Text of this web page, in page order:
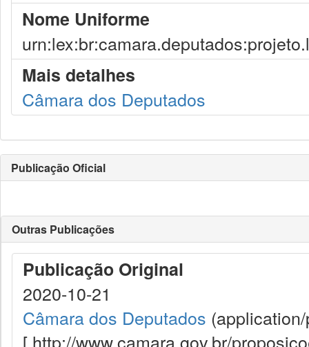
Nome Uniforme
Mais detalhes
Câmara dos Deputados
Publicação Oficial
Outras Publicações
Publicação Original
2020-10-21
Câmara dos Deputados
[ http://www.camara.gov.br/